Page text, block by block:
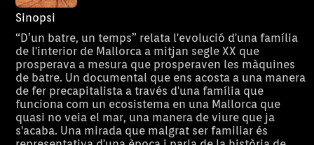
Sinopsi
“D’un batre, un temps” relata l'evolució d'una família
de l'interior de Mallorca a mitjan segle XX que
prosperava a mesura que prosperaven les màquines
de batre. Un documental que ens acosta a una manera
de fer precapitalista a través d'una família que
funciona com un ecosistema en una Mallorca que
quasi no veia el mar, una manera de viure que ja
s'acaba. Una mirada que malgrat ser familiar és